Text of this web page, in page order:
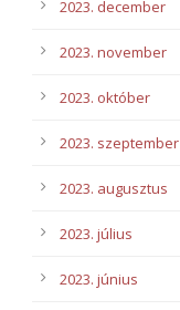
2023. december
2023. november
2023. október
2023. szeptember
2023. augusztus
2023. július
2023. június